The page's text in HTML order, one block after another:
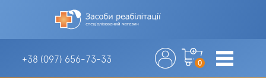
+38 (097) 656-73-33 0